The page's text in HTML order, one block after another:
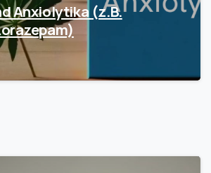
Anxiolytika (z.B.